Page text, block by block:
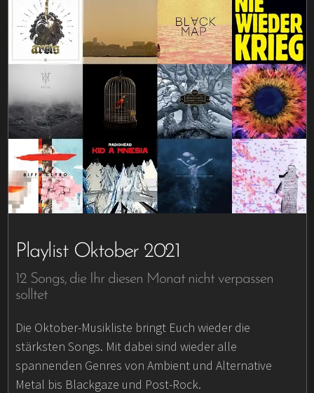
Playlist Oktober 2021
12 Songs, die Ihr diesen Monat nicht verpassen
solltet
Die Oktober-Musikliste bringt Euch wieder die
stärksten Songs. Mit dabei sind wieder alle
spannenden Genres von Ambient und Alternative
Metal bis Blackgaze und Post-Rock.